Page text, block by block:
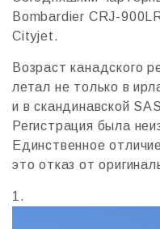
Bombardier CRJ-
Cityjet.
Возраст канадского
летал не только в
и в скандинавской
Регистрация была
Единственное
это отказ от
1.